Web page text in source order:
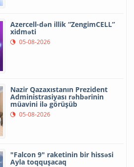
Azercell-dən illik “ZengimCELL”
xidməti
05-08-2026
Nazir Qazaxıstanın Prezident
Administrasiyası rəhbərinin
müavini ilə görüşüb
05-08-2026
"Falcon 9" raketinin bir hissəsi
Ayla toqquşacaq